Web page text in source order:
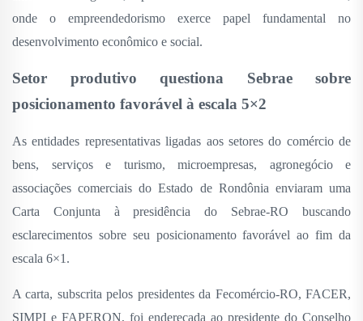
onde o empreendedorismo exerce papel fundamental no
desenvolvimento econômico e social.
Setor produtivo questiona Sebrae sobre
posicionamento favorável à escala 5×2
As entidades representativas ligadas aos setores do comércio de
bens, serviços e turismo, microempresas, agronegócio e
associações comerciais do Estado de Rondônia enviaram uma
Carta Conjunta à presidência do Sebrae-RO buscando
esclarecimentos sobre seu posicionamento favorável ao fim da
escala 6×1.
A carta, subscrita pelos presidentes da Fecomércio-RO, FACER,
SIMPI e FAPERON, foi endereçada ao presidente do Conselho